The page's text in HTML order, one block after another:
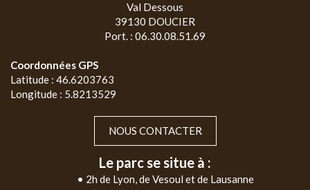
Val Dessous
39130 DOUCIER
Port. : 06.30.08.51.69
Coordonnées GPS
Latitude : 46.6203763
Longitude : 5.8213529
NOUS CONTACTER
Le parc se situe à :
• 2h de Lyon, de Vesoul et de Lausanne